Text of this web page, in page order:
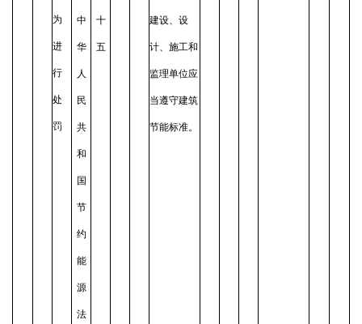
为
进
行
处
罚
中
华
人
民
共
和
国
节
约
能
源
法
十
五
建设、设
计、施工和
监理单位应
当遵守建筑
节能标准。